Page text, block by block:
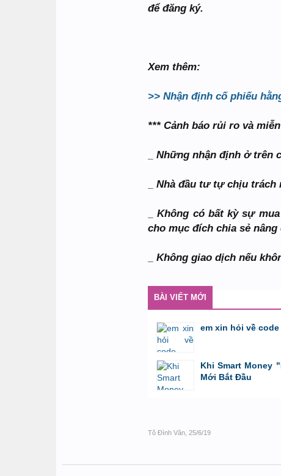
để đăng ký.
Xem thêm:
>> Nhận định cố phiếu
*** Cảnh báo rủi ro và
_ Những nhận định ở trên
_ Nhà đầu tư tự chịu
_ Không có bất kỳ sự
cho mục đích chia sẻ
_ Không giao dịch nếu
BÀI VIẾT MỚI
em xin hỏi về
bởi GiaBao09052000 ,8/7/26 lúc 10:21
Khi Smart Money
Mới Bắt Đầu
Tô Đình Văn 25/6/19